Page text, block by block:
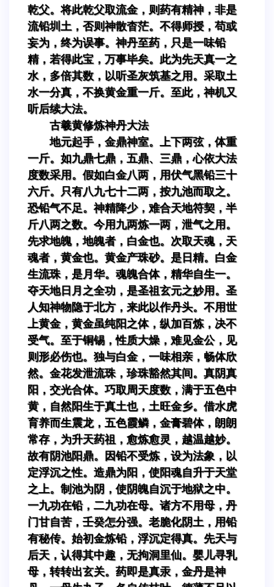
乾父。将此乾父取流金，则药有精神，非是
流铅圳土，否则神散杳茫。不得师授，苟或
妄为，终为误事。神丹至药，只是一味铅
精，若得此宝，万事毕矣。此为先天真一之
水，多倍其数，以听圣灰筑基之用。采取土
水一分真，不换黄金重一斤。至此，神机又
听后续大法。
古羲黄修炼神丹大法
地元起手，金鼎神室。上下两弦，体重
一斤。如九鼎七鼎，五鼎、三鼎，心依大法
度数采用。假如白金八两，用伏气黑铅三十
六斤。只有八九七十二两，按九池而取之。
恐铅气不足。神精降少，难合天地符契，半
斤八两之数。今用九两炼一两，泄气之用。
先求地魄，地魄者，白金也。次取天魂，天
魂者，黄金也。黄金产珠砂。是日精。白金
生流珠，是月华。魂魄合体，精华自生一。
夺天地日月之全功，是圣祖玄元之妙用。圣
人知神物隐于北方，来此以作丹头。不用世
上黄金，黄金虽纯阳之体，纵加百炼，决不
受气。至于铜锡，性质大燥，难见金公，见
则形必伤也。独与白金，一味相亲，畅体欣
然。金花发泄流珠，珍珠豁然其间。真阴真
阳，交光合体。巧取周天度数，满于五色中
黄，自然阳生于真土也，土旺金乡。借水虎
育养而生震龙，五色霞鳞，金膏碧体，朗朗
常存，为升天药祖，愈炼愈灵，越温越妙。
故有阴池阳鼎。因铅不受炼，设为法象，以
定浮沉之性。造鼎为阳，使阳魂自升于天堂
之上。制池为阴，使阴魄自沉于地狱之中。
一九功在铅，二九功在母。诸方不用母，丹
门甘自苦，壬癸怎分强。老脆化阴土，用铅
有秘传。始初金炼铅，浮沉定得真。先天与
后天，认得其中趣，无拘洞里仙。婴儿寻乳
母，转转出玄关。药即是真汞，金丹是神